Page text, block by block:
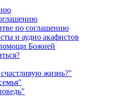
по соглашению
и аудио акафистов
Божией
жизнь?"